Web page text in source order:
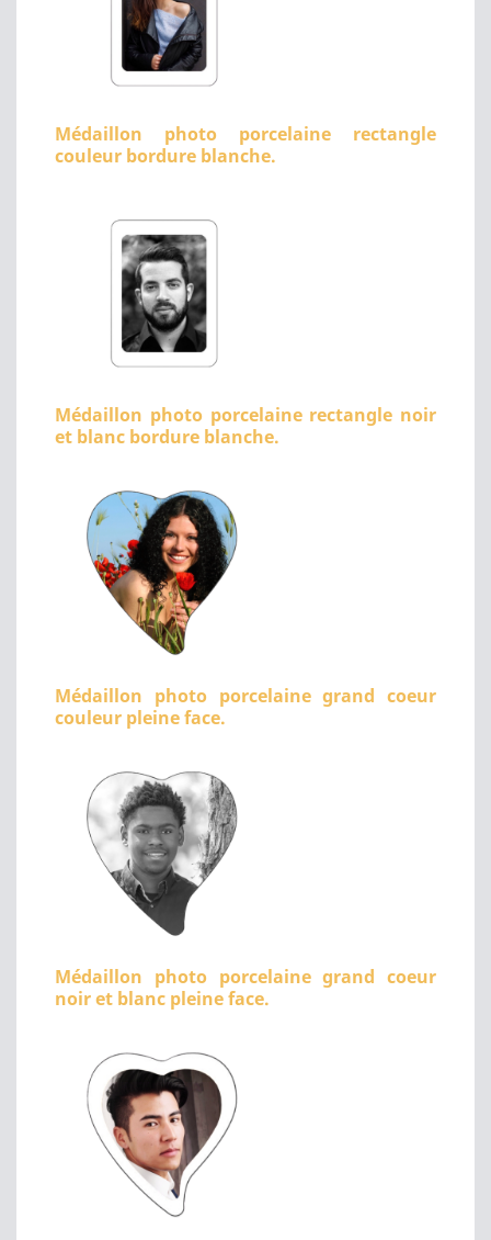
Médaillon photo porcelaine rectangle
couleur bordure blanche.
Médaillon photo porcelaine rectangle noir
et blanc bordure blanche.
Médaillon photo porcelaine grand coeur
couleur pleine face.
Médaillon photo porcelaine grand coeur
noir et blanc pleine face.